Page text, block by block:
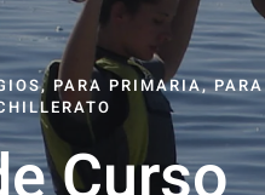
PARA PRIMARIA, PARA